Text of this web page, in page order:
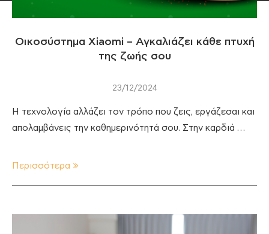
Οικοσύστημα Xiaomi – Αγκαλιάζει κάθε πτυχή
της ζωής σου
23/12/2024
Η τεχνολογία αλλάζει τον τρόπο που ζεις, εργάζεσαι και
απολαμβάνεις την καθημερινότητά σου. Στην καρδιά …
Περισσότερα